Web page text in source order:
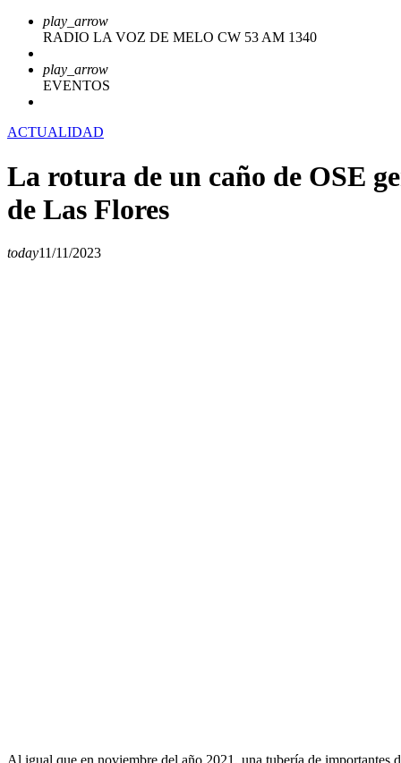
play_arrow
RADIO LA VOZ DE MELO CW 53 AM 1340
play_arrow
EVENTOS
ACTUALIDAD
La rotura de un caño de OSE
de Las Flores
today11/11/2023